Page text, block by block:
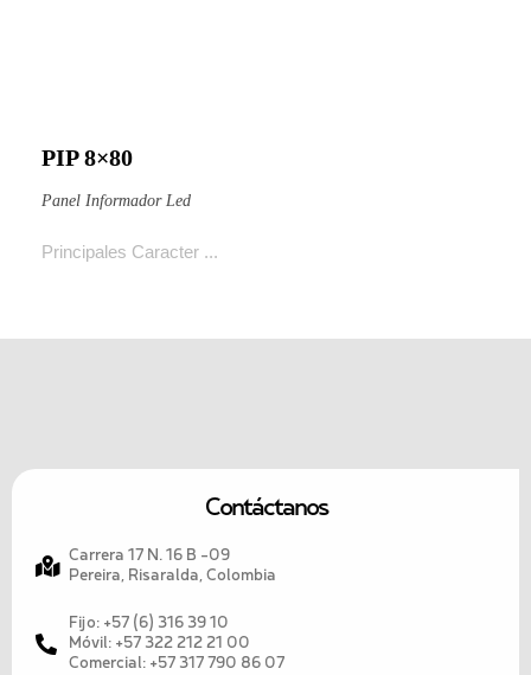
PIP 8×80
Panel Informador Led
Principales Caracter ...
Ver producto
Contáctanos
Carrera 17 N. 16 B -09
Pereira, Risaralda, Colombia
Fijo: +57 (6) 316 39 10
Móvil: +57 322 212 21 00
Comercial: +57 317 790 86 07